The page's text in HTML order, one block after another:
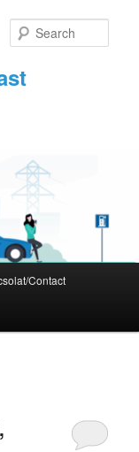
Contact